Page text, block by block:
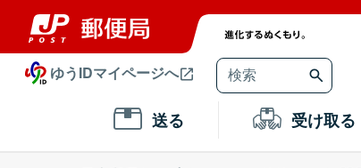
ゆうIDマイページへ
送る 受け取る